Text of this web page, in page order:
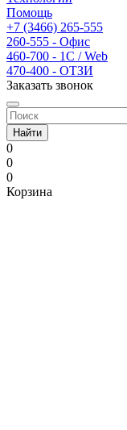
Помощь
+7 (3466) 265-555
260-555 - Офис
460-700 - 1C / Web
470-400 - ОТЗИ
Заказать звонок
Найти
0
0
0
Корзина